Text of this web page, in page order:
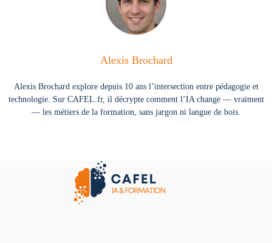
Alexis Brochard
Alexis Brochard explore depuis 10 ans l’intersection entre pédagogie et
technologie. Sur CAFEL.fr, il décrypte comment l’IA change — vraiment
— les métiers de la formation, sans jargon ni langue de bois.